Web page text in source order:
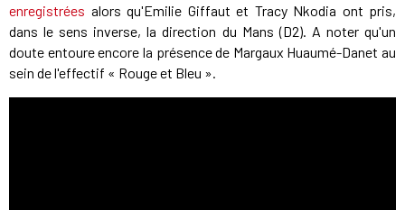
enregistrées alors qu'Emilie Giffaut et Tracy Nkodia ont pris,
dans le sens inverse, la direction du Mans (D2). A noter qu'un
doute entoure encore la présence de Margaux Huaumé-Danet au
sein de l'effectif « Rouge et Bleu ».